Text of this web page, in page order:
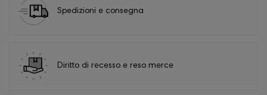
Spedizioni e consegna
Diritto di recesso e reso merce